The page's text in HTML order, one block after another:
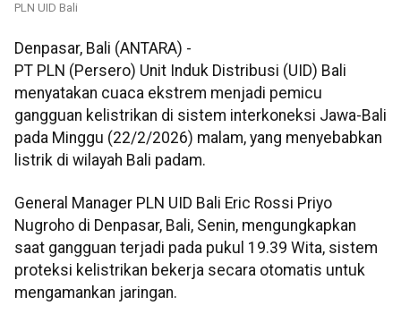
PLN UID Bali
Denpasar, Bali (ANTARA) -
PT PLN (Persero) Unit Induk Distribusi (UID) Bali
menyatakan cuaca ekstrem menjadi pemicu
gangguan kelistrikan di sistem interkoneksi Jawa-Bali
pada Minggu (22/2/2026) malam, yang menyebabkan
listrik di wilayah Bali padam.
General Manager PLN UID Bali Eric Rossi Priyo
Nugroho di Denpasar, Bali, Senin, mengungkapkan
saat gangguan terjadi pada pukul 19.39 Wita, sistem
proteksi kelistrikan bekerja secara otomatis untuk
mengamankan jaringan.